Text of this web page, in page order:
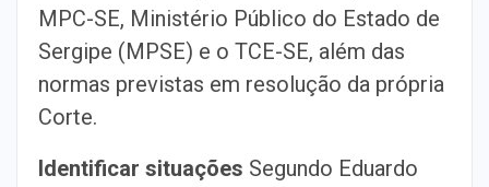
MPC-SE, Ministério Público do Estado de
Sergipe (MPSE) e o TCE-SE, além das
normas previstas em resolução da própria
Corte.
Identificar situações Segundo Eduardo